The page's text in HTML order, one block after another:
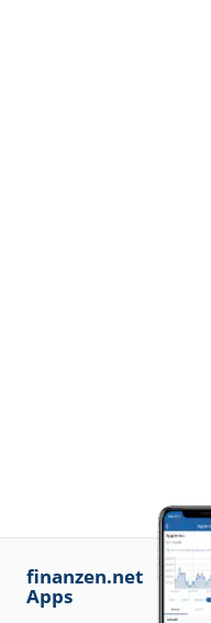
finanzen.net
Apps